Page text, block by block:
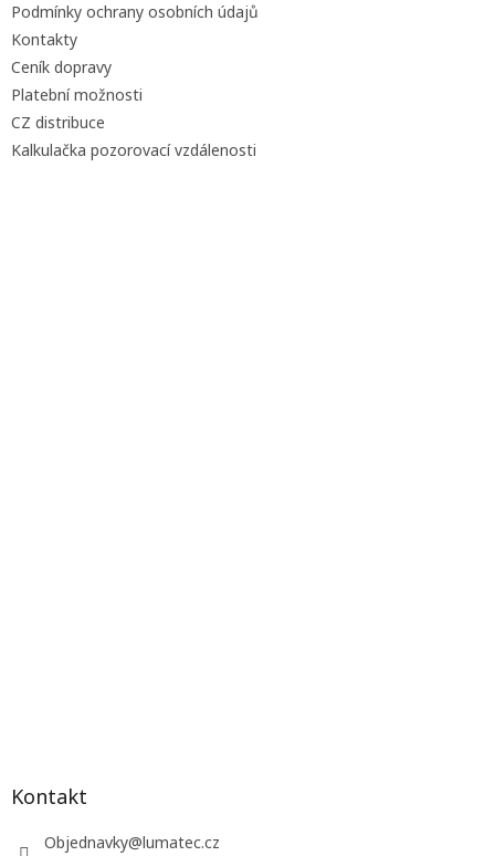
Podmínky ochrany osobních údajů
Kontakty
Ceník dopravy
Platební možnosti
CZ distribuce
Kalkulačka pozorovací vzdálenosti
Kontakt
Objednavky@lumatec.cz